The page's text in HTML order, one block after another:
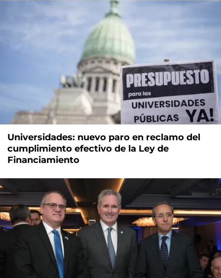
Universidades: nuevo paro en reclamo del
cumplimiento efectivo de la Ley de
Financiamiento